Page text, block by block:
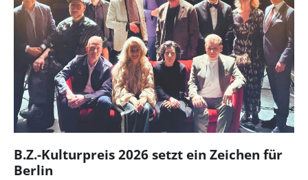
B.Z.-Kulturpreis 2026 setzt ein Zeichen für
Berlin